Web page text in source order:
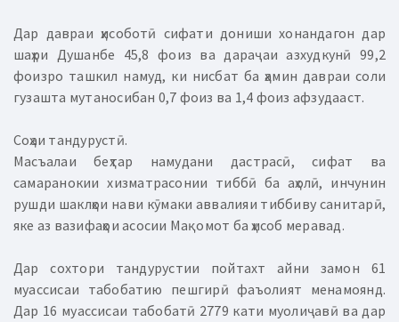
Дар давраи ҳисоботӣ сифати дониши хонандагон дар
шаҳри Душанбе 45,8 фоиз ва дараҷаи азхудкунӣ 99,2
фоизро ташкил намуд, ки нисбат ба ҳамин давраи соли
гузашта мутаносибан 0,7 фоиз ва 1,4 фоиз афзудааст.
Соҳаи тандурустӣ.
Масъалаи беҳтар намудани дастрасӣ, сифат ва
самаранокии хизматрасонии тиббӣ ба аҳолӣ, инчунин
рушди шаклҳои нави кӯмаки аввалияи тиббиву санитарӣ,
яке аз вазифаҳои асосии Мақомот ба ҳисоб меравад.
Дар сохтори тандурустии пойтахт айни замон 61
муассисаи табобатию пешгирӣ фаъолият менамоянд.
Дар 16 муассисаи табобатӣ 2779 кати муолиҷавӣ ва дар